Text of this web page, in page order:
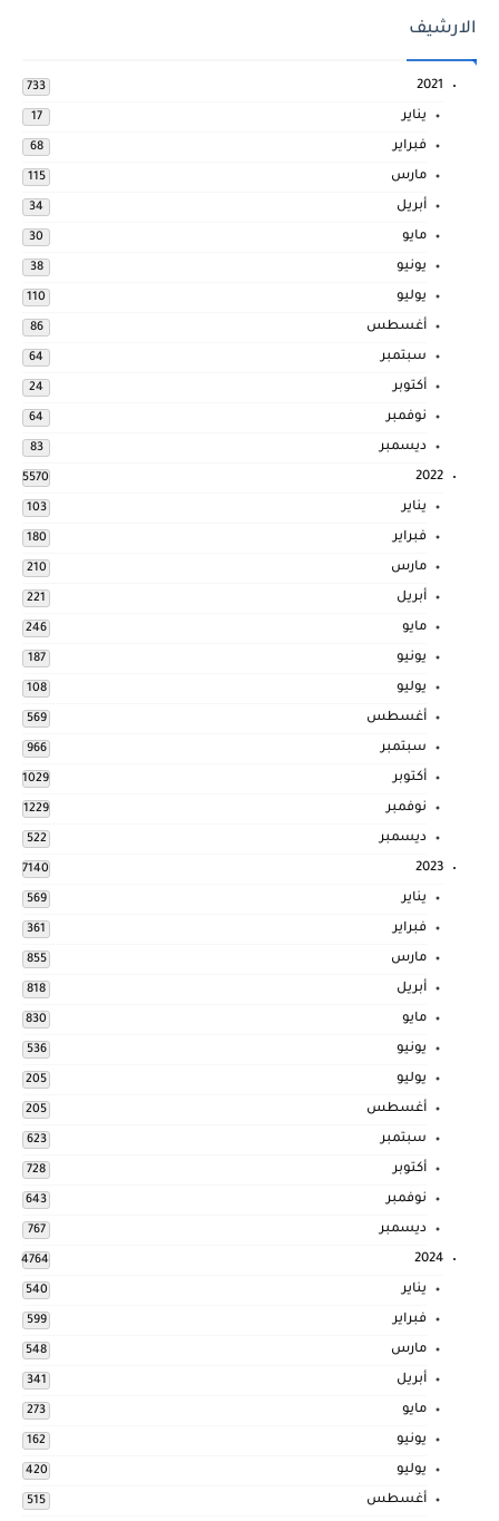
الارشيف
2021
733
يناير 17
فبراير 68
مارس 115
أبريل 34
مايو 30
يونيو 38
يوليو 110
أغسطس 86
سبتمبر 64
أكتوبر 24
نوفمبر 64
ديسمبر 83
2022
5570
يناير 103
فبراير 180
مارس 210
أبريل 221
مايو 246
يونيو 187
يوليو 108
أغسطس 569
سبتمبر 966
أكتوبر 1029
نوفمبر 1229
ديسمبر 522
2023
7140
يناير 569
فبراير 361
مارس 855
أبريل 818
مايو 830
يونيو 536
يوليو 205
أغسطس 205
سبتمبر 623
أكتوبر 728
نوفمبر 643
ديسمبر 767
2024
4764
يناير 540
فبراير 599
مارس 548
أبريل 341
مايو 273
يونيو 162
يوليو 420
أغسطس 515